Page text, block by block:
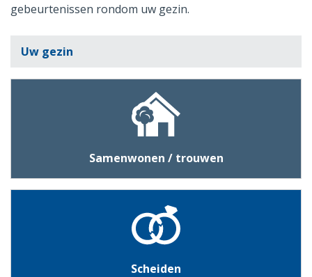
gebeurtenissen rondom uw gezin.
Uw gezin
Samenwonen / trouwen
Scheiden